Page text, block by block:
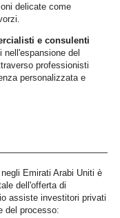
delicate come
e consulenti
nell'espansione del
professionisti
personalizzata e
Emirati Arabi Uniti è
dell'offerta di
assiste investitori privati
del processo: